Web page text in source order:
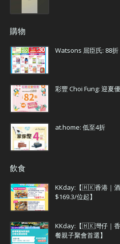
購物
Watsons 屈臣氏: 88折
彩豐 Choi Fung: 迎夏
at.home: 低至4折
飲食
KKday:【🇭🇰香港｜酒
$169.3/位起】
KKday:【🇭🇰灣仔｜香
餐親子聚會首選】